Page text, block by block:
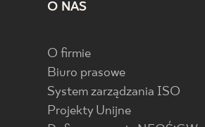
O NAS
O firmie
Biuro prasowe
System zarządzania ISO
Projekty Unijne